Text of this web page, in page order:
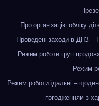
Про організацію обліку
Проведені заходи в ДНЗ
Режим роботи груп
Режим
Режим роботи їдальні –
погодженням з